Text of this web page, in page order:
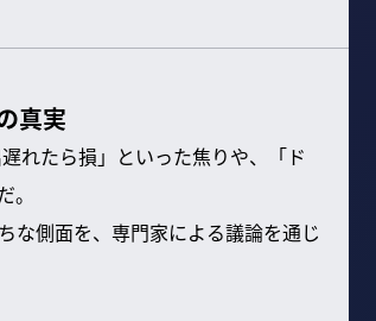
真実
れたら損」といった焦りや、「ド
な側面を、専門家による議論を通じ